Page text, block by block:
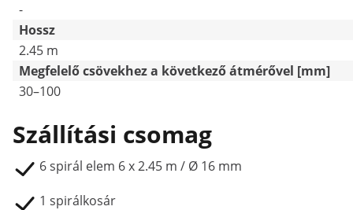
-
Hossz
2.45 m
Megfelelő csövekhez a következő átmérővel [mm]
30–100
Szállítási csomag
6 spirál elem 6 x 2.45 m / Ø 16 mm
1 spirálkosár